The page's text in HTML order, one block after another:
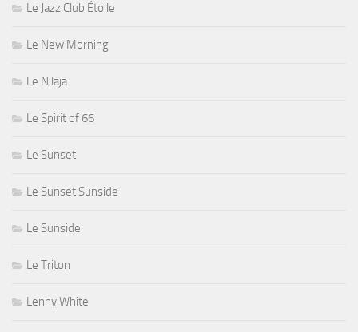
Le Jazz Club Étoile
Le New Morning
Le Nilaja
Le Spirit of 66
Le Sunset
Le Sunset Sunside
Le Sunside
Le Triton
Lenny White